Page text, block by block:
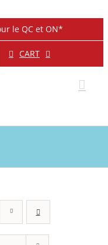
le QC et ON*
CART